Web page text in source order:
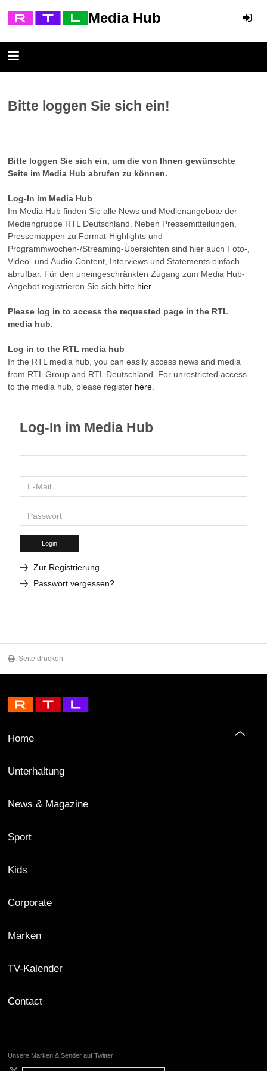
Media Hub
Bitte loggen Sie sich ein!
Bitte loggen Sie sich ein, um die von Ihnen gewünschte
Seite im Media Hub abrufen zu können.
Log-In im Media Hub
Im Media Hub finden Sie alle News und Medienangebote der
Mediengruppe RTL Deutschland. Neben Pressemitteilungen,
Pressemappen zu Format-Highlights und
Programmwochen-/Streaming-Übersichten sind hier auch Foto-,
Video- und Audio-Content, Interviews und Statements einfach
abrufbar. Für den uneingeschränkten Zugang zum Media Hub-
Angebot registrieren Sie sich bitte hier.
Please log in to access the requested page in the RTL
media hub.
Log in to the RTL media hub
In the RTL media hub, you can easily access news and media
from RTL Group and RTL Deutschland. For unrestricted access
to the media hub, please register here
Log-In im Media Hub
Login
Zur Registrierung
Passwort vergessen?
Seite drucken
Home
Unterhaltung
News & Magazine
Sport
Kids
Corporate
Marken
TV-Kalender
Contact
Unsere Marken & Sender auf Twitter